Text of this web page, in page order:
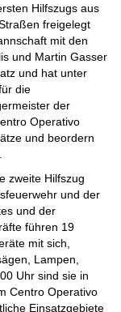
Hilfszugs aus
freigelegt
mit den
und Martin Gasser
und hat unter
die
der
Operativo
und beordern
zweite Hilfszug
und der
und der
führen 19
mit sich,
Lampen,
Uhr sind sie in
Centro Operativo
Einsatzgebiete